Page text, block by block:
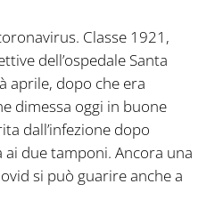
Classe 1921,
dell’ospedale Santa
aprile, dopo che era
dimessa oggi in buone
dall’infezione dopo
due tamponi. Ancora una
si può guarire anche a